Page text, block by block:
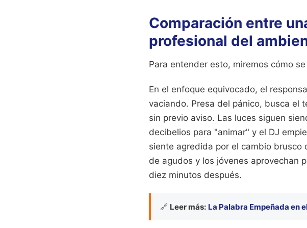
Comparación entre
profesional del
Para entender esto, miremos cómo
En el enfoque equivocado, el
vaciando. Presa del pánico, busca el
sin previo aviso. Las luces siguen
decibelios para "animar" y el DJ
siente agredida por el cambio brusco
de agudos y los jóvenes aprovechan
diez minutos después.
🔗 Leer más: La Palabra Empeñada en